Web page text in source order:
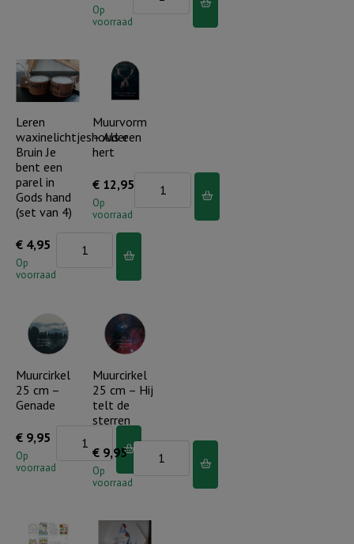
slapen,
ik
moe
(blauw)
aantal
Op
voorraad
waxinelichtjeshouder
bent
een
parel
in
hand
Leren
waxinelichtjeshouder
Bruin Je
bent een
parel in
Gods hand
(set van 4)
€ 4,95
Op
voorraad
waxinelichtjeshouder
bent
een
parel
in
Muurvorm
– Als een
hert
€ 12,95
Op
voorraad
Muurcirkel
25 cm –
Genade
€ 9,95
Op
voorraad
Genade
Muurcirkel
25 cm – Hij
telt de
sterren
€ 9,95
Op
voorraad
Muurcirkel
25
Hij